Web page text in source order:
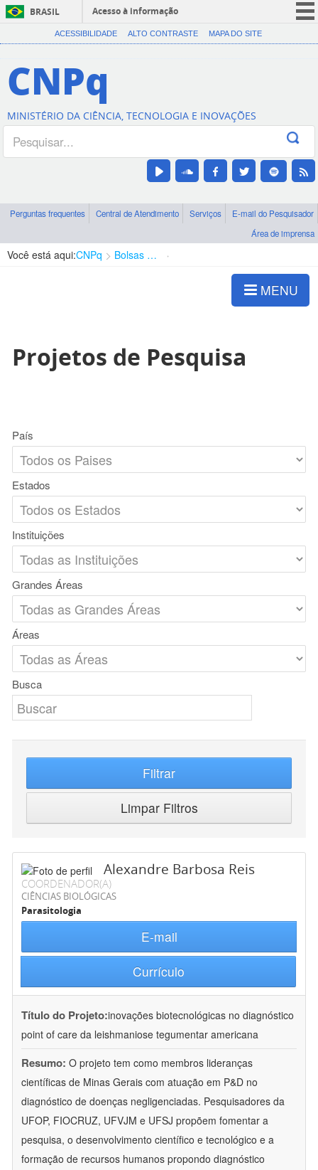
BRASIL
Acesso à informação
CORONAVÍRUS (COVID-19)
Canais
ACESSIBILIDADE ALTO CONTRASTE MAPA DO SITE
CNPq
MINISTÉRIO DA CIÊNCIA, TECNOLOGIA E INOVAÇÕES
Perguntas frequentes Central de Atendimento Serviços
E-mail do Pesquisador
Área de imprensa
Você está aqui:CNPq Bolsas e Auxílios Vigentes
MENU
Projetos de Pesquisa
País
Estados
Instituições
Grandes Áreas
Áreas
Busca
Filtrar
Limpar Filtros
Alexandre Barbosa Reis
COORDENADOR(A)
CIÊNCIAS BIOLÓGICAS
Parasitologia
E-mail
Currículo
Título do Projeto:inovações biotecnológicas no diagnóstico
point of care da leishmaniose tegumentar americana
Resumo: O projeto tem como membros lideranças
científicas de Minas Gerais com atuação em P&D no
diagnóstico de doenças negligenciadas. Pesquisadores da
UFOP, FIOCRUZ, UFVJM e UFSJ propõem fomentar a
pesquisa, o desenvolvimento científico e tecnológico e a
formação de recursos humanos propondo diagnóstico